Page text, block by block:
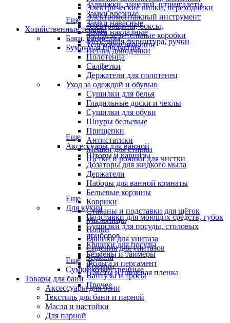
Электрические вилки, переходники
Электромонтажный инструмент
Электрощиты, боксы,
распределительные коробки
Телекоммуникации
Задвижки, защелки, шпингалеты
Замки врезные
Замки навесные
Замки накладные
Мебельная фурнитура, ручки
Петли, доводчики
Еще
Хозяйственные товары
Баки, канистры
Бумажная продукция
Полотенца
Салфетки
Держатели для полотенец
Уход за одеждой и обувью
Сушилки для белья
Гладильные доски и чехлы
Сушилки для обуви
Шнуры бельевые
Прищепки
Антистатики
Мешки для стирки
Щётки и ролики для чистки
Еще
Аксессуары для ванной
Шторы и карнизы
Дозаторы для жидкого мыла
Держатели
Наборы для ванной комнаты
Бельевые корзины
Коврики
Стаканы и подставки для щёток
Мыльницы
Полки
Ёршики для унитаза
Сидения для унитазов
Зеркала
Крючки
Вантузы и тросы
Прочее
Еще
Для кухни
Подставки для моющих средств, губок
Сушилки для посуды, столовых
приборов
Ёршики для посуды
Безмены и таймеры
Фольга и пергамент
Пакеты и пищевая пленка
Еще
Сумки хозяйственные
Товары для бани
Аксессуары для бани
Текстиль для бани и парной
Масла и настойки
Для парной